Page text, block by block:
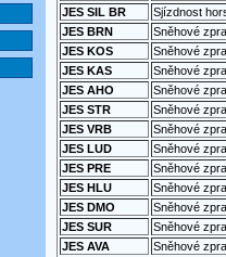
JES SIL BR
Sjízdnost
JES BRN
Sněhové
JES KOS
Sněhové
JES KAS
Sněhové
JES AHO
Sněhové
JES STR
Sněhové
JES VRB
Sněhové
JES LUD
Sněhové
JES PRE
Sněhové
JES HLU
Sněhové
JES DMO
Sněhové
JES SUR
Sněhové
JES AVA
Sněhové